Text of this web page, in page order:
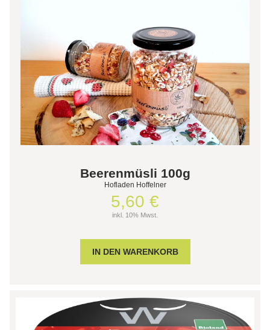
Beerenmüsli 100g
Hofladen Hoffelner
5,60 €
inkl. 10% Mwst.